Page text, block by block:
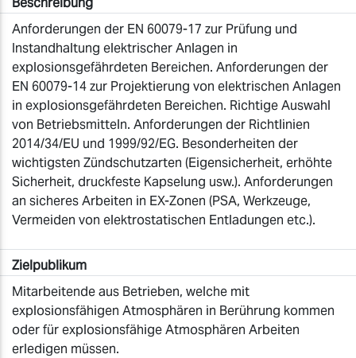
Anforderungen der EN 60079-17 zur Prüfung und
Instandhaltung elektrischer Anlagen in
explosionsgefährdeten Bereichen. Anforderungen der
EN 60079-14 zur Projektierung von elektrischen Anlagen
in explosionsgefährdeten Bereichen. Richtige Auswahl
von Betriebsmitteln. Anforderungen der Richtlinien
2014/34/EU und 1999/92/EG. Besonderheiten der
wichtigsten Zündschutzarten (Eigensicherheit, erhöhte
Sicherheit, druckfeste Kapselung usw.). Anforderungen
an sicheres Arbeiten in EX-Zonen (PSA, Werkzeuge,
Vermeiden von elektrostatischen Entladungen etc.).
Zielpublikum
Mitarbeitende aus Betrieben, welche mit
explosionsfähigen Atmosphären in Berührung kommen
oder für explosionsfähige Atmosphären Arbeiten
erledigen müssen.